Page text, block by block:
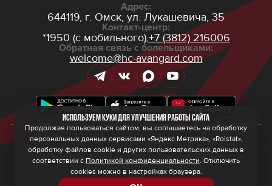
Адрес:
644119, г. Омск, ул. Лукашевича, 35
Контакт-центр:
*1950 (с мобильного),+7 (3812) 216006
Обратная связь с болельщиками:
welcome@hc-avangard.com
© 2026 ООО ХК «Авангард»
Политика конфиденциальности
Политика обработки персональных данных
Правила программы лояльности
Используем куки для улучшения работы сайта
Продолжая пользоваться сайтом, вы соглашаетесь на обработку
персональных данных сервисами «Яндекс Метрика», «Roistat»,
обработку файлов cookie и других пользовательских данных в
соответствии с Политикой конфиденциальности. Отключить
cookies можно в настройках браузера.